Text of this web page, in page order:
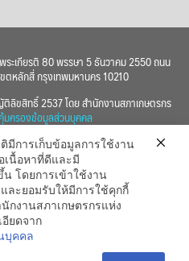
ะเกียรติ 80 พรรษา 5 ธันวาคม 2550 ถนน
ตหลักสี่ กรุงเทพมหานคร 10210
ขสิทธิ์ 2537 โดย สำนักงานสภาเกษตรกร
มครองข้อมูลส่วนบุคคล
มีการเก็บข้อมูลการใช้งาน
เนื้อหาที่ดีและมี
โดยการเข้าใช้งาน
ละยอมรับให้มีการใช้คุกกี้
กงานสภาเกษตรกรแห่ง
ยดจาก
บุคคล